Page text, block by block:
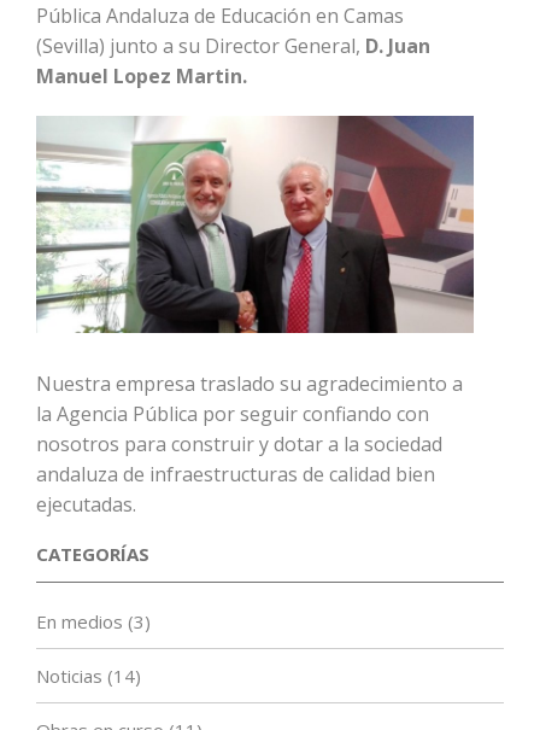
Pública Andaluza de Educación en Camas
(Sevilla) junto a su Director General, D. Juan
Manuel Lopez Martin.
Nuestra empresa traslado su agradecimiento a
la Agencia Pública por seguir confiando con
nosotros para construir y dotar a la sociedad
andaluza de infraestructuras de calidad bien
ejecutadas.
CATEGORÍAS
En medios (3)
Noticias (14)